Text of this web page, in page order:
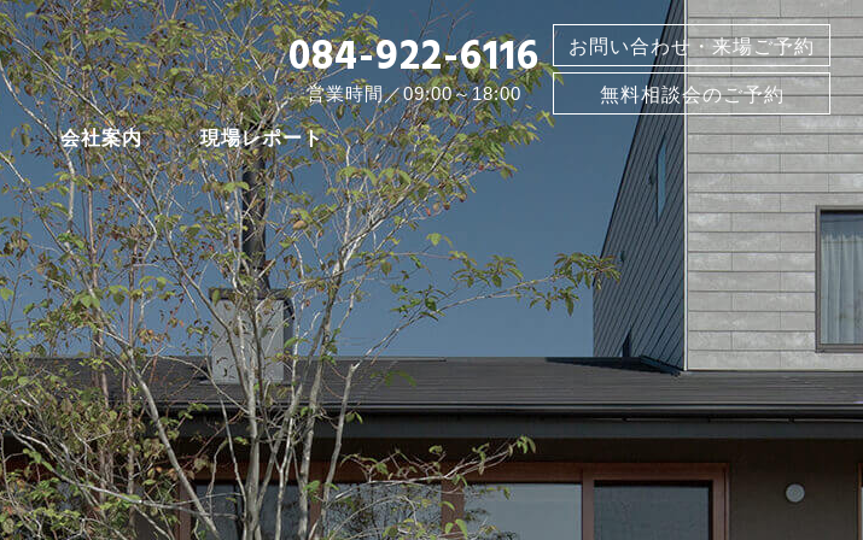
会社案内 現場レポート
084-922-6116
営業時間／09:00～18:00
お問い合わせ・来場ご予約
無料相談会のご予約